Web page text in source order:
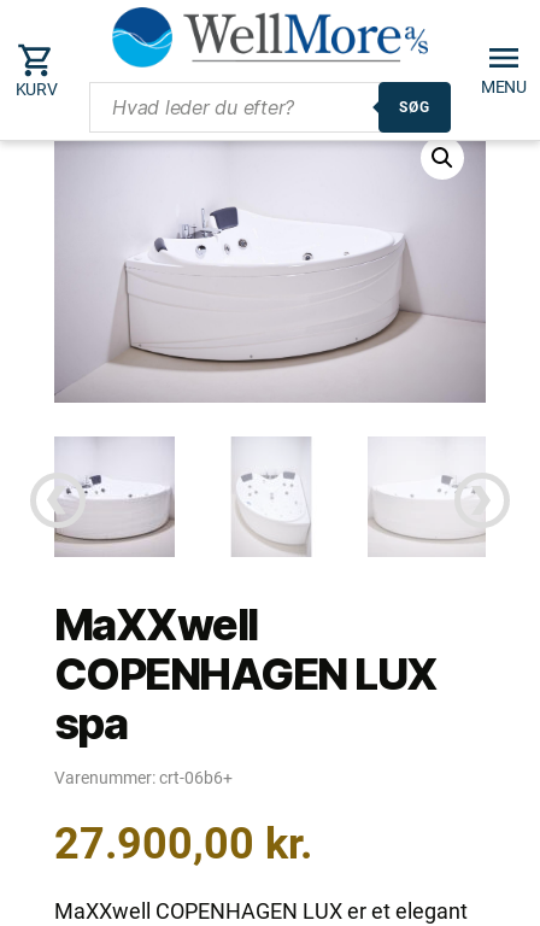
SØG
KURV MENU
MaXXwell
COPENHAGEN LUX
spa
Varenummer: crt-06b6+
27.900,00 kr.
MaXXwell COPENHAGEN LUX er et elegant